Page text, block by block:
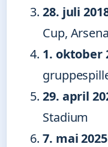
28. juli
Cup,
1. oktober
29. april
Stadium
7. mai